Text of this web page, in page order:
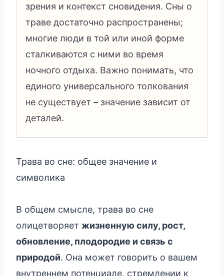
зрения и контекст сновидения. Сны о
траве достаточно распространены;
многие люди в той или иной форме
сталкиваются с ними во время
ночного отдыха. Важно понимать, что
единого универсального толкования
не существует – значение зависит от
деталей.
Трава во сне: общее значение и
символика
В общем смысле, трава во сне
олицетворяет жизненную силу, рост,
обновление, плодородие и связь с
природой. Она может говорить о вашем
внутреннем потенциале, стремлении к